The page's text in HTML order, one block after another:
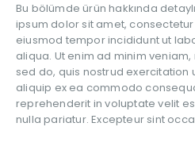
Bu bölümde ürün hakkında
ipsum dolor sit amet,
eiusmod tempor incididunt ut
aliqua. Ut enim ad minim
sed do, quis nostrud exercitation
aliquip ex ea commodo
reprehenderit in voluptate velit
nulla pariatur. Excepteur sint